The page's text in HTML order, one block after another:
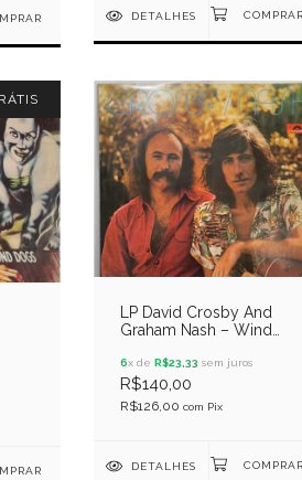
DETALHES
LP David Crosby And
Graham Nash – Wind
6x de R$23,33 sem juros
R$140,00
R$126,00 com Pix
DETALHES